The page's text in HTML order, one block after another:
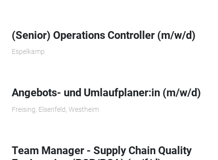
(Senior) Operations Controller (m/w/d)
Espelkamp
Angebots- und Umlaufplaner:in (m/w/d)
Freising, Elsenfeld, Westheim
Team Manager - Supply Chain Quality